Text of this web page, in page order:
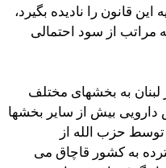
قانون را نادیده بگیرد،
مراتب از سود احتمالی
لبنان به بخشهای مختلف
بیش از سایر بخشها
توسط حزب الله از
به کشور قاچاق می